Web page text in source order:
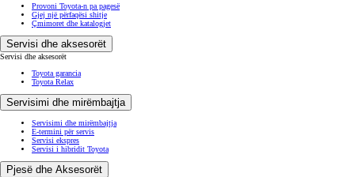
Provoni Toyota-n pa pagesë
Gjej një përfaqësi shitje
Çmimoret dhe katalogjet
Servisi dhe aksesorët
Servisi dhe aksesorët
Toyota garancia
Toyota Relax
Servisimi dhe mirëmbajtja
Servisimi dhe mirëmbajtja
E-termini për servis
Servisi ekspres
Servisi i hibridit Toyota
Pjesë dhe Aksesorët